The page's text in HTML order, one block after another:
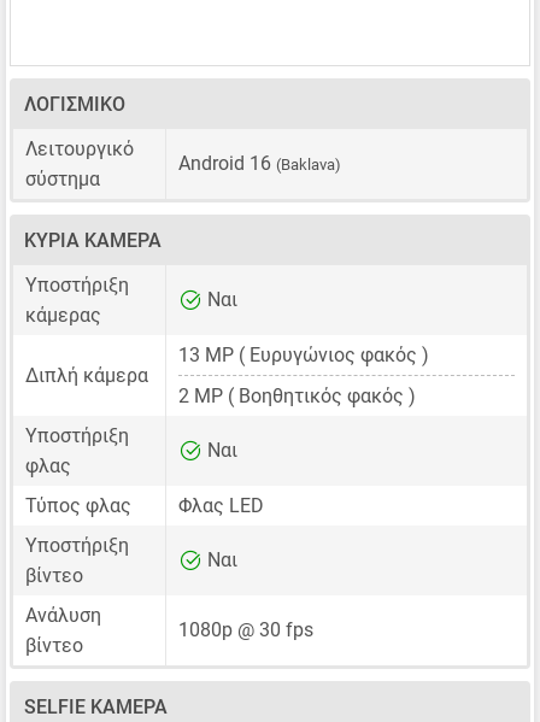
ΛΟΓΙΣΜΙΚΌ
Λειτουργικό
σύστημα
Android 16 (Baklava)
ΚΎΡΙΑ ΚΆΜΕΡΑ
Υποστήριξη
κάμερας
Ναι
Διπλή κάμερα
13 MP ( Ευρυγώνιος φακός )
2 MP ( Βοηθητικός φακός )
Υποστήριξη
φλας
Ναι
Τύπος φλας
Φλας LED
Υποστήριξη
βίντεο
Ναι
Ανάλυση
βίντεο
1080p @ 30 fps
SELFIE ΚΆΜΕΡΑ